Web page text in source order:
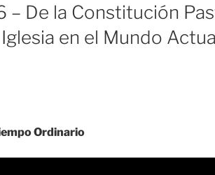
De la Constitución
en el Mundo
Ordinario